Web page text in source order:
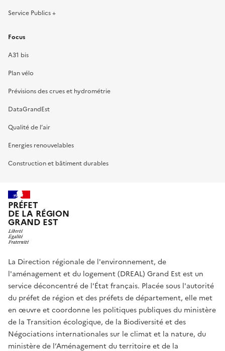
Service Publics +
Focus
A31 bis
Plan vélo
Prévisions des crues et hydrométrie
DataGrandEst
Qualité de l’air
Energies renouvelables
Construction et bâtiment durables
PRÉFET
DE LA RÉGION
GRAND EST
La Direction régionale de l'environnement, de
l'aménagement et du logement (DREAL) Grand Est est un
service déconcentré de l'État français. Placée sous l'autorité
du préfet de région et des préfets de département, elle met
en œuvre et coordonne les politiques publiques du ministère
de la Transition écologique, de la Biodiversité et des
Négociations internationales sur le climat et la nature, du
ministère de l’Aménagement du territoire et de la